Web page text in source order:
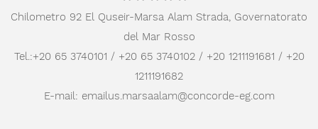
Chilometro 92 El Quseir-Marsa Alam Strada, Governatorato
del Mar Rosso
Tel.:+20 65 3740101 / +20 65 3740102 / +20 1211191681 / +20
1211191682
E-mail: emailus.marsaalam@concorde-eg.com